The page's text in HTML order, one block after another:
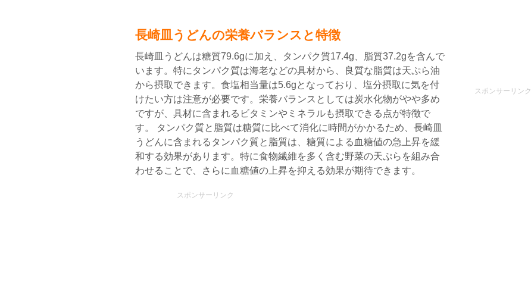
長崎皿うどんの栄養バランスと特徴
長崎皿うどんは糖質79.6gに加え、タンパク質17.4g、脂質37.2gを含んで
います。特にタンパク質は海老などの具材から、良質な脂質は天ぷら油
から摂取できます。食塩相当量は5.6gとなっており、塩分摂取に気を付
けたい方は注意が必要です。栄養バランスとしては炭水化物がやや多め
ですが、具材に含まれるビタミンやミネラルも摂取できる点が特徴で
す。 タンパク質と脂質は糖質に比べて消化に時間がかかるため、長崎皿
うどんに含まれるタンパク質と脂質は、糖質による血糖値の急上昇を緩
和する効果があります。特に食物繊維を多く含む野菜の天ぷらを組み合
わせることで、さらに血糖値の上昇を抑える効果が期待できます。
スポンサーリンク
スポンサーリンク